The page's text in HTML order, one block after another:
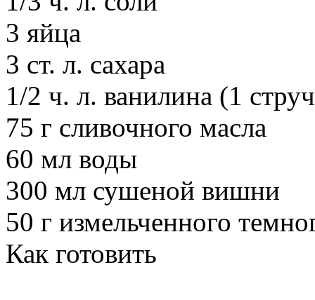
3 яйца
3 ст. л. сахара
1/2 ч. л. ванилина (1
75 г сливочного масла
60 мл воды
300 мл сушеной вишни
50 г измельченного
Как готовить